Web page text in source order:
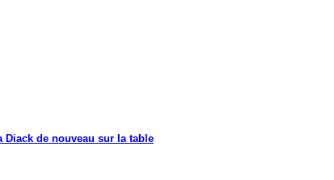
Diack de nouveau sur la table